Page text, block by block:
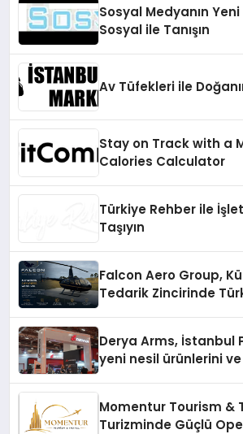
Sosyal Medyanın
Sosyal ile Tanışın
Av Tüfekleri ile
Stay on Track with a
Calories Calculator
Türkiye Rehber ile
Taşıyın
Falcon Aero Group,
Tedarik Zincirinde
Derya Arms, İstanbul
yeni nesil ürünlerini
Momentur Tourism &
Turizminde Güçlü